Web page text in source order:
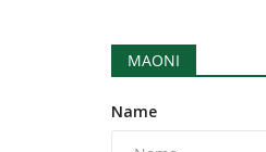
MAONI
Name